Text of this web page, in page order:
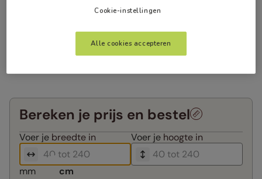
Bereken je prijs en bestel
Voer je breedte in Voer je hoogte in
mm cm
Cookie-instellingen
Alle cookies accepteren